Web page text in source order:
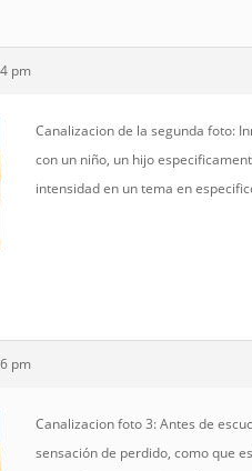
pm
Canalizacion de la segunda foto:
con un niño, un hijo
intensidad en un tema en
pm
Canalizacion foto 3: Antes de
sensación de perdido, como que